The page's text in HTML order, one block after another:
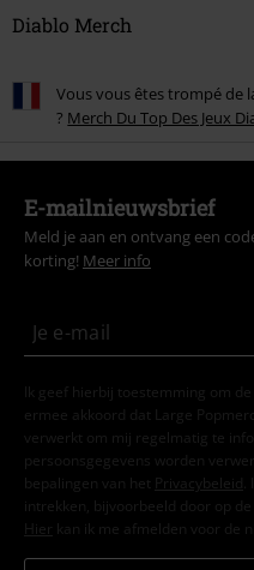
Diablo Merch
Vous vous êtes trompé de
? Merch Du Top Des Jeux
E-mailnieuwsbrief
Meld je aan en ontvang een
korting! Meer info
Ik geef hierbij toestemming om
ermee akkoord dat Large
verwerkt om mij regelmatig te
persoonsgegevens worden
bepalingen van het
Privacybeleid
intrekken, bijvoorbeeld door op de
Hier kan ik me afmelden voor de